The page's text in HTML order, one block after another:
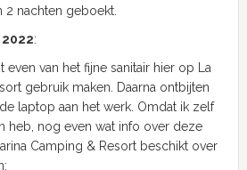
nachten geboekt.
:
even van het fijne sanitair hier op La
gebruik maken. Daarna ontbijten
laptop aan het werk. Omdat ik zelf
heb, nog even wat info over deze
Camping & Resort beschikt over